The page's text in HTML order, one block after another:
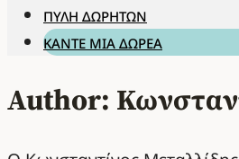
ΠΎΛΗ ΔΩΡΗΤΏΝ
ΚΆΝΤΕ ΜΊΑ ΔΩΡΕΆ
Author: